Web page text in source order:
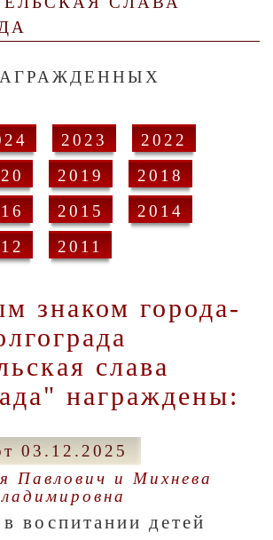
2023
2022
2019
2018
2015
2014
2011
знаком города-
слава
награждены:
03.12.2025
Павлович и Михнева
в воспитании детей